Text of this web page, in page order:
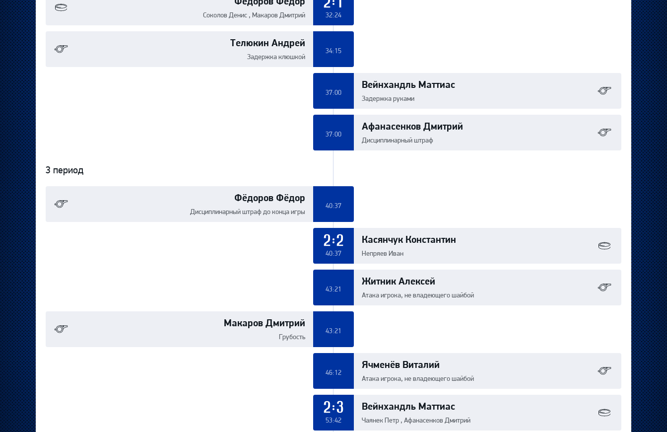
Соколов Денис , Макаров Дмитрий
2:1
32:24
Телюкин Андрей
Задержка клюшкой
34:15
Вейнхандль Маттиас
Задержка руками
37:00
Афанасенков Дмитрий
Дисциплинарный штраф
37:00
3 период
Фёдоров Фёдор
Дисциплинарный штраф до конца игры
40:37
Касянчук Константин
Непряев Иван
2:2
40:37
Житник Алексей
Атака игрока, не владеющего шайбой
43:21
Макаров Дмитрий
Грубость
43:21
Ячменёв Виталий
Атака игрока, не владеющего шайбой
46:12
Вейнхандль Маттиас
Чаянек Петр , Афанасенков Дмитрий
2:3
53:42